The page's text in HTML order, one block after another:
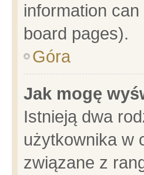
information
board pages).
Góra
Jak mogę
Istnieją dwa
użytkownika w
związane z